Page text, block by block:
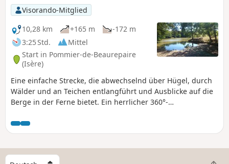
Visorando-Mitglied
10,28 km
+165 m
-172 m
3:25 Std.
Mittel
Start in Pommier-de-Beaurepaire
(Isère)
Eine einfache Strecke, die abwechselnd über Hügel, durch
Wälder und an Teichen entlangführt und Ausblicke auf die
Berge in der Ferne bietet. Ein herrlicher 360°-
W